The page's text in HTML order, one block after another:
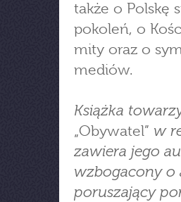
także o Polskę
pokoleń, o
mity oraz o
mediów.
Książka
„Obywatel” w
zawiera jego
wzbogacony o
poruszający